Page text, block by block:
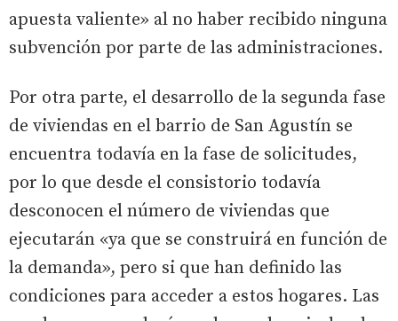
apuesta valiente» al no haber recibido ninguna
subvención por parte de las administraciones.
Por otra parte, el desarrollo de la segunda fase
de viviendas en el barrio de San Agustín se
encuentra todavía en la fase de solicitudes,
por lo que desde el consistorio todavía
desconocen el número de viviendas que
ejecutarán «ya que se construirá en función de
la demanda», pero si que han definido las
condiciones para acceder a estos hogares. Las